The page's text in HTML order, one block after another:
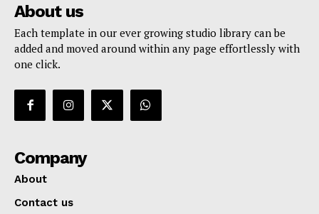
About us
Each template in our ever growing studio library can be
added and moved around within any page effortlessly with
one click.
Company
About
Contact us